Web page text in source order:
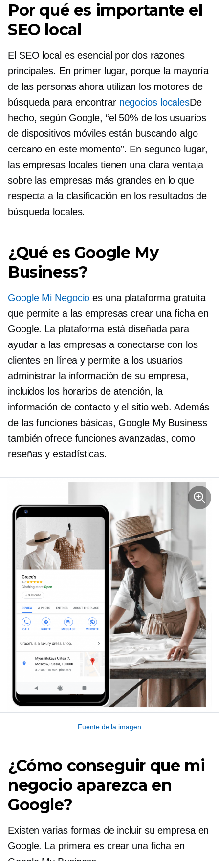
Por qué es importante el
SEO local
El SEO local es esencial por dos razones
principales. En primer lugar, porque la mayoría
de las personas ahora utilizan los motores de
búsqueda para encontrar negocios localesDe
hecho, según Google, “el 50% de los usuarios
de dispositivos móviles están buscando algo
cercano en este momento”. En segundo lugar,
las empresas locales tienen una clara ventaja
sobre las empresas más grandes en lo que
respecta a la clasificación en los resultados de
búsqueda locales.
¿Qué es Google My
Business?
Google Mi Negocio es una plataforma gratuita
que permite a las empresas crear una ficha en
Google. La plataforma está diseñada para
ayudar a las empresas a conectarse con los
clientes en línea y permite a los usuarios
administrar la información de su empresa,
incluidos los horarios de atención, la
información de contacto y el sitio web. Además
de las funciones básicas, Google My Business
también ofrece funciones avanzadas, como
reseñas y estadísticas.
Fuente de la imagen
¿Cómo conseguir que mi
negocio aparezca en
Google?
Existen varias formas de incluir su empresa en
Google. La primera es crear una ficha en